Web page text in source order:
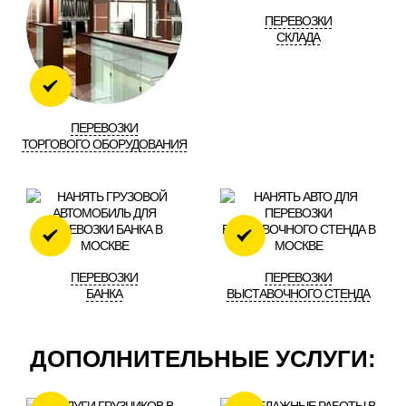
"ЛЕГКО+"
Время
2 часа
2 человека
Стоимость
ЗАКАЗАТЬ
ПЕРЕВОЗКИ
ТОРГОВОГО ОБОРУДОВАНИЯ
ПЕРЕВОЗКИ
СКЛАДА
ПЕРЕВОЗКИ
БАНКА
ПЕРЕВОЗКИ
ВЫСТАВОЧНОГО СТЕНДА
ДОПОЛНИТЕЛЬНЫЕ УСЛУГИ: